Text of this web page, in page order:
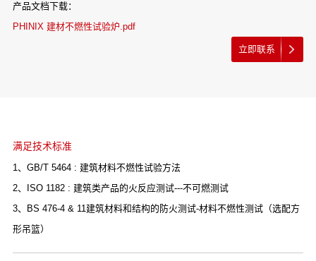
产品文档下载：
PHINIX 建材不燃性试验炉.pdf
立即联系
满足技术标准
1、GB/T 5464 : 建筑材料不燃性试验方法
2、ISO 1182 : 建筑类产品的火反应测试---不可燃测试
3、BS 476-4 & 11建筑材料和结构的防火测试-材料不燃性测试（选配方
形吊篮）